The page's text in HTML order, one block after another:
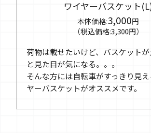
ワイヤーバスケット
本体価格:3,000円
（税込価格:3,300円）
荷物は載せたいけど、バスケット
と見た目が気になる。。。
そんな方には自転車がすっきり見
ヤーバスケットがオススメです。